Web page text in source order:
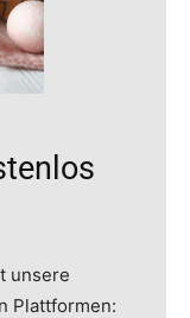
unsere
Plattformen: